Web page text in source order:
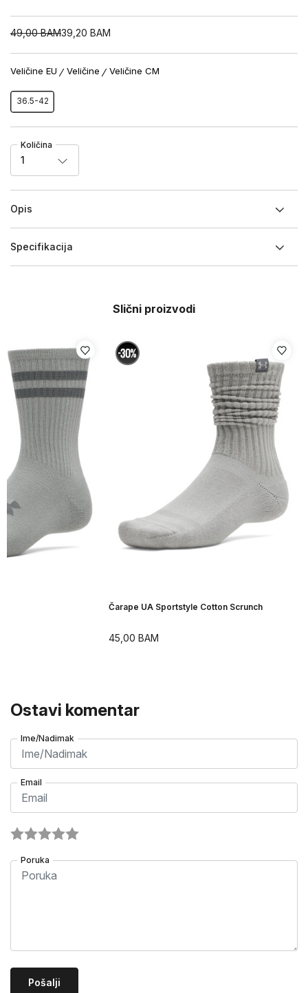
49,00 BAM39,20 BAM
Veličine EU Veličine Veličine CM
36.5-42
Količina
1
Opis
Specifikacija
Slični proizvodi
Čarape UA Sportstyle Cotton Scrunch
45,00 BAM
Ostavi komentar
Ime/Nadimak
Email
Poruka
Pošalji